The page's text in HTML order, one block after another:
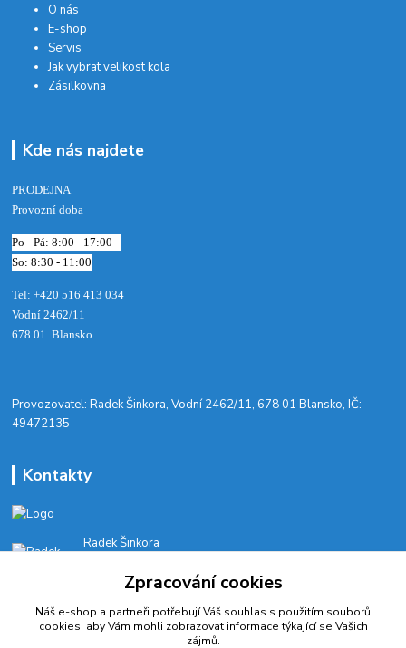
O nás
E-shop
Servis
Jak vybrat velikost kola
Zásilkovna
Kde nás najdete
PRODEJNA
Provozní doba
Po - Pá: 8:00 - 17:00
So: 8:30 - 11:00
Tel: +420 516 413 034‬
Vodní 2462/11
678 01 Blansko
​Provozovatel: Radek Šinkora, Vodní 2462/11, 678 01 Blansko, IČ:
49472135
Kontakty
Radek Šinkora
E-SHOP: Po-Pá, 8-17 hod.
cyklobikesport@seznam.cz
Zpracování cookies
Náš e-shop a partneři potřebují Váš souhlas s použitím souborů
cookies, aby Vám mohli zobrazovat informace týkající se Vašich
zájmů.